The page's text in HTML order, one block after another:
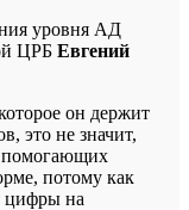
уровня АД
ЦРБ Евгений
он держит
это не значит,
помогающих
потому как
цифры на